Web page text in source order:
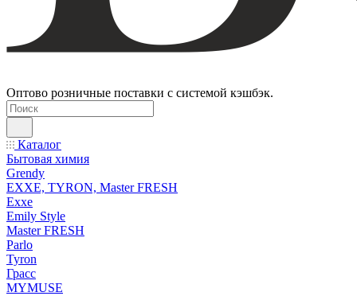
Оптово розничные поставки с системой кэшбэк.
Каталог
Бытовая химия
Grendy
EXXE, TYRON, Master FRESH
Exxe
Emily Style
Master FRESH
Parlo
Tyron
Грасс
MYMUSE